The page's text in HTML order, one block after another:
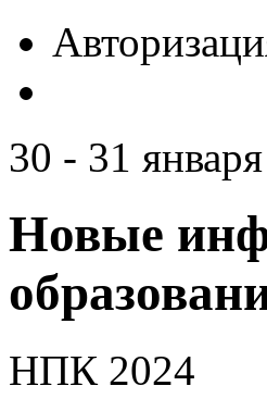
30 - 31
Новые
НПК 2024